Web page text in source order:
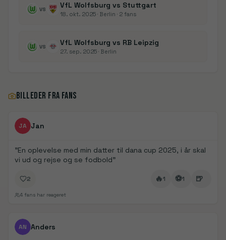
VS VfL Wolfsburg vs Stuttgart
18. okt. 2025 · Berlin · 2 fans
VS VfL Wolfsburg vs RB Leipzig
27. sep. 2025 · Berlin
BILLEDER FRA FANS
FanDays bidrag
JA Jan
"En oplevelse med min datter til dana cup 2025, i år skal
vi ud og rejse og se fodbold"
2 🔥1 ⚽1 🍺
4 fans har reageret
FanDays bidrag
AN Anders